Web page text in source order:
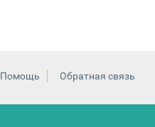
Помощь Обратная связь